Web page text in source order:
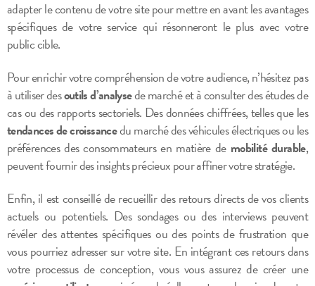
adapter le contenu de votre site pour mettre en avant les avantages
spécifiques de votre service qui résonneront le plus avec votre
public cible.
Pour enrichir votre compréhension de votre audience, n’hésitez pas
à utiliser desoutils d’analysede marché et à consulter des études de
cas ou des rapports sectoriels. Des données chiffrées, telles que les
tendances de croissancedu marché des véhicules électriques ou les
préférences des consommateurs en matière de mobilité durable,
peuvent fournir des insights précieux pour affiner votre stratégie.
Enfin, il est conseillé de recueillir des retours directs de vos clients
actuels ou potentiels. Des sondages ou des interviews peuvent
révéler des attentes spécifiques ou des points de frustration que
vous pourriez adresser sur votre site. En intégrant ces retours dans
votre processus de conception, vous vous assurez de créer une